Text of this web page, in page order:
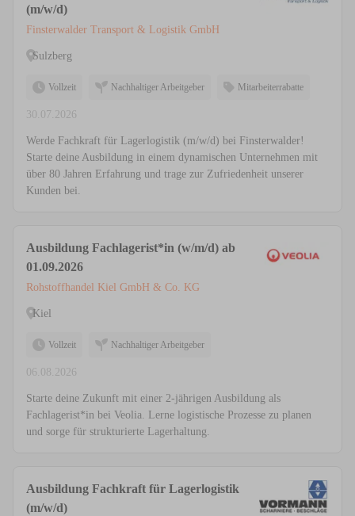
(m/w/d)
Finsterwalder Transport & Logistik GmbH
Sulzberg
Vollzeit Nachhaltiger Arbeitgeber Mitarbeiterrabatte
30.07.2026
Werde Fachkraft für Lagerlogistik (m/w/d) bei Finsterwalder!
Starte deine Ausbildung in einem dynamischen Unternehmen mit
über 80 Jahren Erfahrung und trage zur Zufriedenheit unserer
Kunden bei.
Ausbildung Fachlagerist*in (w/m/d) ab
01.09.2026
Rohstoffhandel Kiel GmbH & Co. KG
Kiel
Vollzeit Nachhaltiger Arbeitgeber
06.08.2026
Starte deine Zukunft mit einer 2-jährigen Ausbildung als
Fachlagerist*in bei Veolia. Lerne logistische Prozesse zu planen
und sorge für strukturierte Lagerhaltung.
Ausbildung Fachkraft für Lagerlogistik
(m/w/d)